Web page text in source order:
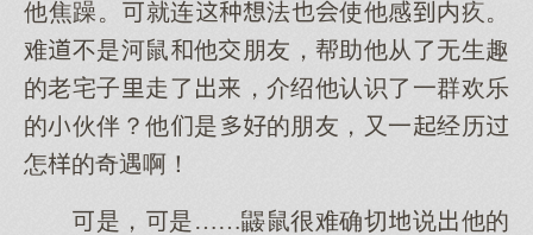
他焦躁。就连法使他感内疚。
难不是河鼠他朋友，帮助他从了无生趣
的老宅子走了，介绍他认识了一群欢乐
的伙伴？他是的朋友，又一经历
怎的奇遇啊！
是，是……鼹鼠很难确切说他的